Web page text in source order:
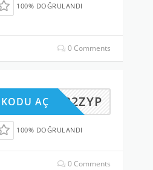
100% DOĞRULANDI
0 Comments
VH9B2ZYP
KODU AÇ
100% DOĞRULANDI
0 Comments